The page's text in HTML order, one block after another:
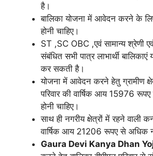
है।
बालिका योजना में आवेदन करने के
होनी चाहिए।
ST ,SC OBC ,एवं सामान्य श्रेणी
संबंधित सभी पात्र लाभार्थी
कर सकती है।
योजना में आवेदन करने हेतु ग्रामीण
परिवार की वार्षिक आय 15976
होनी चाहिए।
साथ ही नगरीय क्षेत्रों में रहने वाली
वार्षिक आय 21206 रूपए से अधिक
Gaura Devi Kanya Dhan